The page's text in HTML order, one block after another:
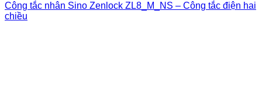
Công tắc nhân Sino Zenlock ZL8_M_NS – Công tắc điện hai
chiều